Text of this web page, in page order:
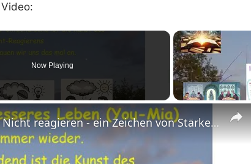
Now Playing
Bei Ärger und Provokationen: Nicht reagieren - ein Zeichen von Stärke und Chance für die Vernunft